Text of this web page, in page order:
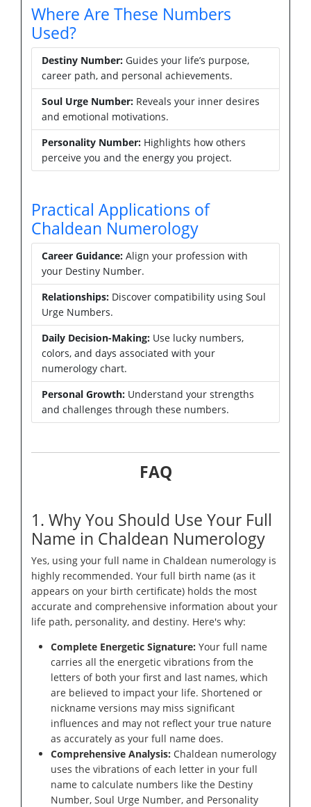
Where Are These Numbers
Used?
Destiny Number: Guides your life’s purpose,
career path, and personal achievements.
Soul Urge Number: Reveals your inner desires
and emotional motivations.
Personality Number: Highlights how others
perceive you and the energy you project.
Practical Applications of
Chaldean Numerology
Career Guidance: Align your profession with
your Destiny Number.
Relationships: Discover compatibility using Soul
Urge Numbers.
Daily Decision-Making: Use lucky numbers,
colors, and days associated with your
numerology chart.
Personal Growth: Understand your strengths
and challenges through these numbers.
FAQ
1. Why You Should Use Your Full
Name in Chaldean Numerology
Yes, using your full name in Chaldean numerology is
highly recommended. Your full birth name (as it
appears on your birth certificate) holds the most
accurate and comprehensive information about your
life path, personality, and destiny. Here's why:
Complete Energetic Signature: Your full name
carries all the energetic vibrations from the
letters of both your first and last names, which
are believed to impact your life. Shortened or
nickname versions may miss significant
influences and may not reflect your true nature
as accurately as your full name does.
Comprehensive Analysis: Chaldean numerology
uses the vibrations of each letter in your full
name to calculate numbers like the Destiny
Number, Soul Urge Number, and Personality